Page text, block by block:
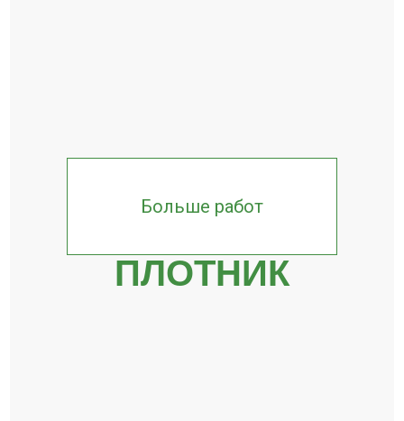
Больше работ
ПЛОТНИК